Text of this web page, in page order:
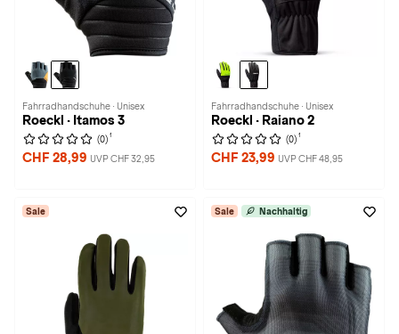
Fahrradhandschuhe · Unisex
Roeckl · Itamos 3
(0) 1
CHF 28,99 UVP CHF 32,95
Fahrradhandschuhe · Unisex
Roeckl · Raiano 2
(0) 1
CHF 23,99 UVP CHF 48,95
Sale Sale Nachhaltig